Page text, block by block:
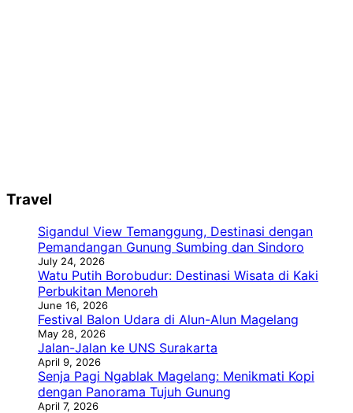
Travel
Sigandul View Temanggung, Destinasi dengan
Pemandangan Gunung Sumbing dan Sindoro
July 24, 2026
Watu Putih Borobudur: Destinasi Wisata di Kaki
Perbukitan Menoreh
June 16, 2026
Festival Balon Udara di Alun-Alun Magelang
May 28, 2026
Jalan-Jalan ke UNS Surakarta
April 9, 2026
Senja Pagi Ngablak Magelang: Menikmati Kopi
dengan Panorama Tujuh Gunung
April 7, 2026